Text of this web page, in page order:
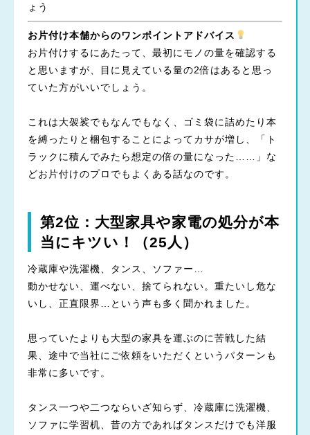
ょう
お片付け本舗からのワンポイントアドバイス
お片付けするにあたって、最初にモノの量を確認する
と思いますが、目に見えている量の2倍はあると思っ
ていた方がいいでしょう。
これは大袈裟でもなんでもなく、ゴミ袋に詰めたり本
を縛ったりと梱包することによってカサが増し、「ト
ラックに積んでみたら想定の倍の量になった……」な
どお片付けのプロでもよくある話なのです。
第2位：大型家具や家電の処分が本
当にキツい！（25人）
冷蔵庫や洗濯機、タンス、ソファー…
動かせない、運べない、捨てられない。重たいし危な
いし、正直限界…という声も多く聞かれました。
思っていたよりも大型の家具を運ぶのに苦戦した結
果、途中で当社にご依頼をいただくというパターンも
非常に多いです。
タンス一つや二つならいざ知らず、冷蔵庫に洗濯機、
ソファに学習机、昔の方であればタンスだけでも洋服